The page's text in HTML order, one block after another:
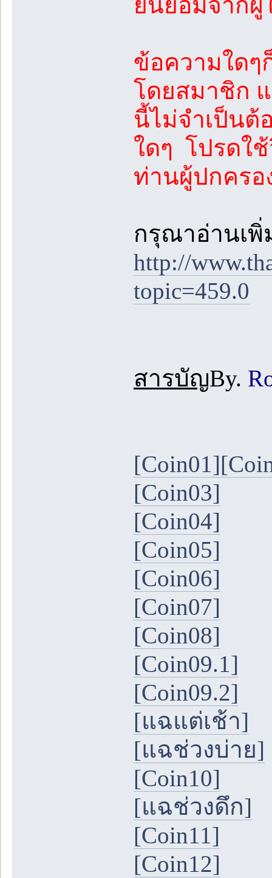
ข้อความใดๆ
โดยสมาชิก
นี้ไม่จำเป็นต้
ใดๆ โปรดใ
ท่านผู้ปกครอ
กรุณาอ่านเพิ่
http://
topic=459.0
สารบัญBy.
[Coin01]
[Coin03]
[Coin04]
[Coin05]
[Coin06]
[Coin07]
[Coin08]
[Coin09.1]
[Coin09.2]
[แฉแต่เช้า]
[แฉช่วงบ่าย]
[Coin10]
[แฉช่วงดึก]
[Coin11]
[Coin12]